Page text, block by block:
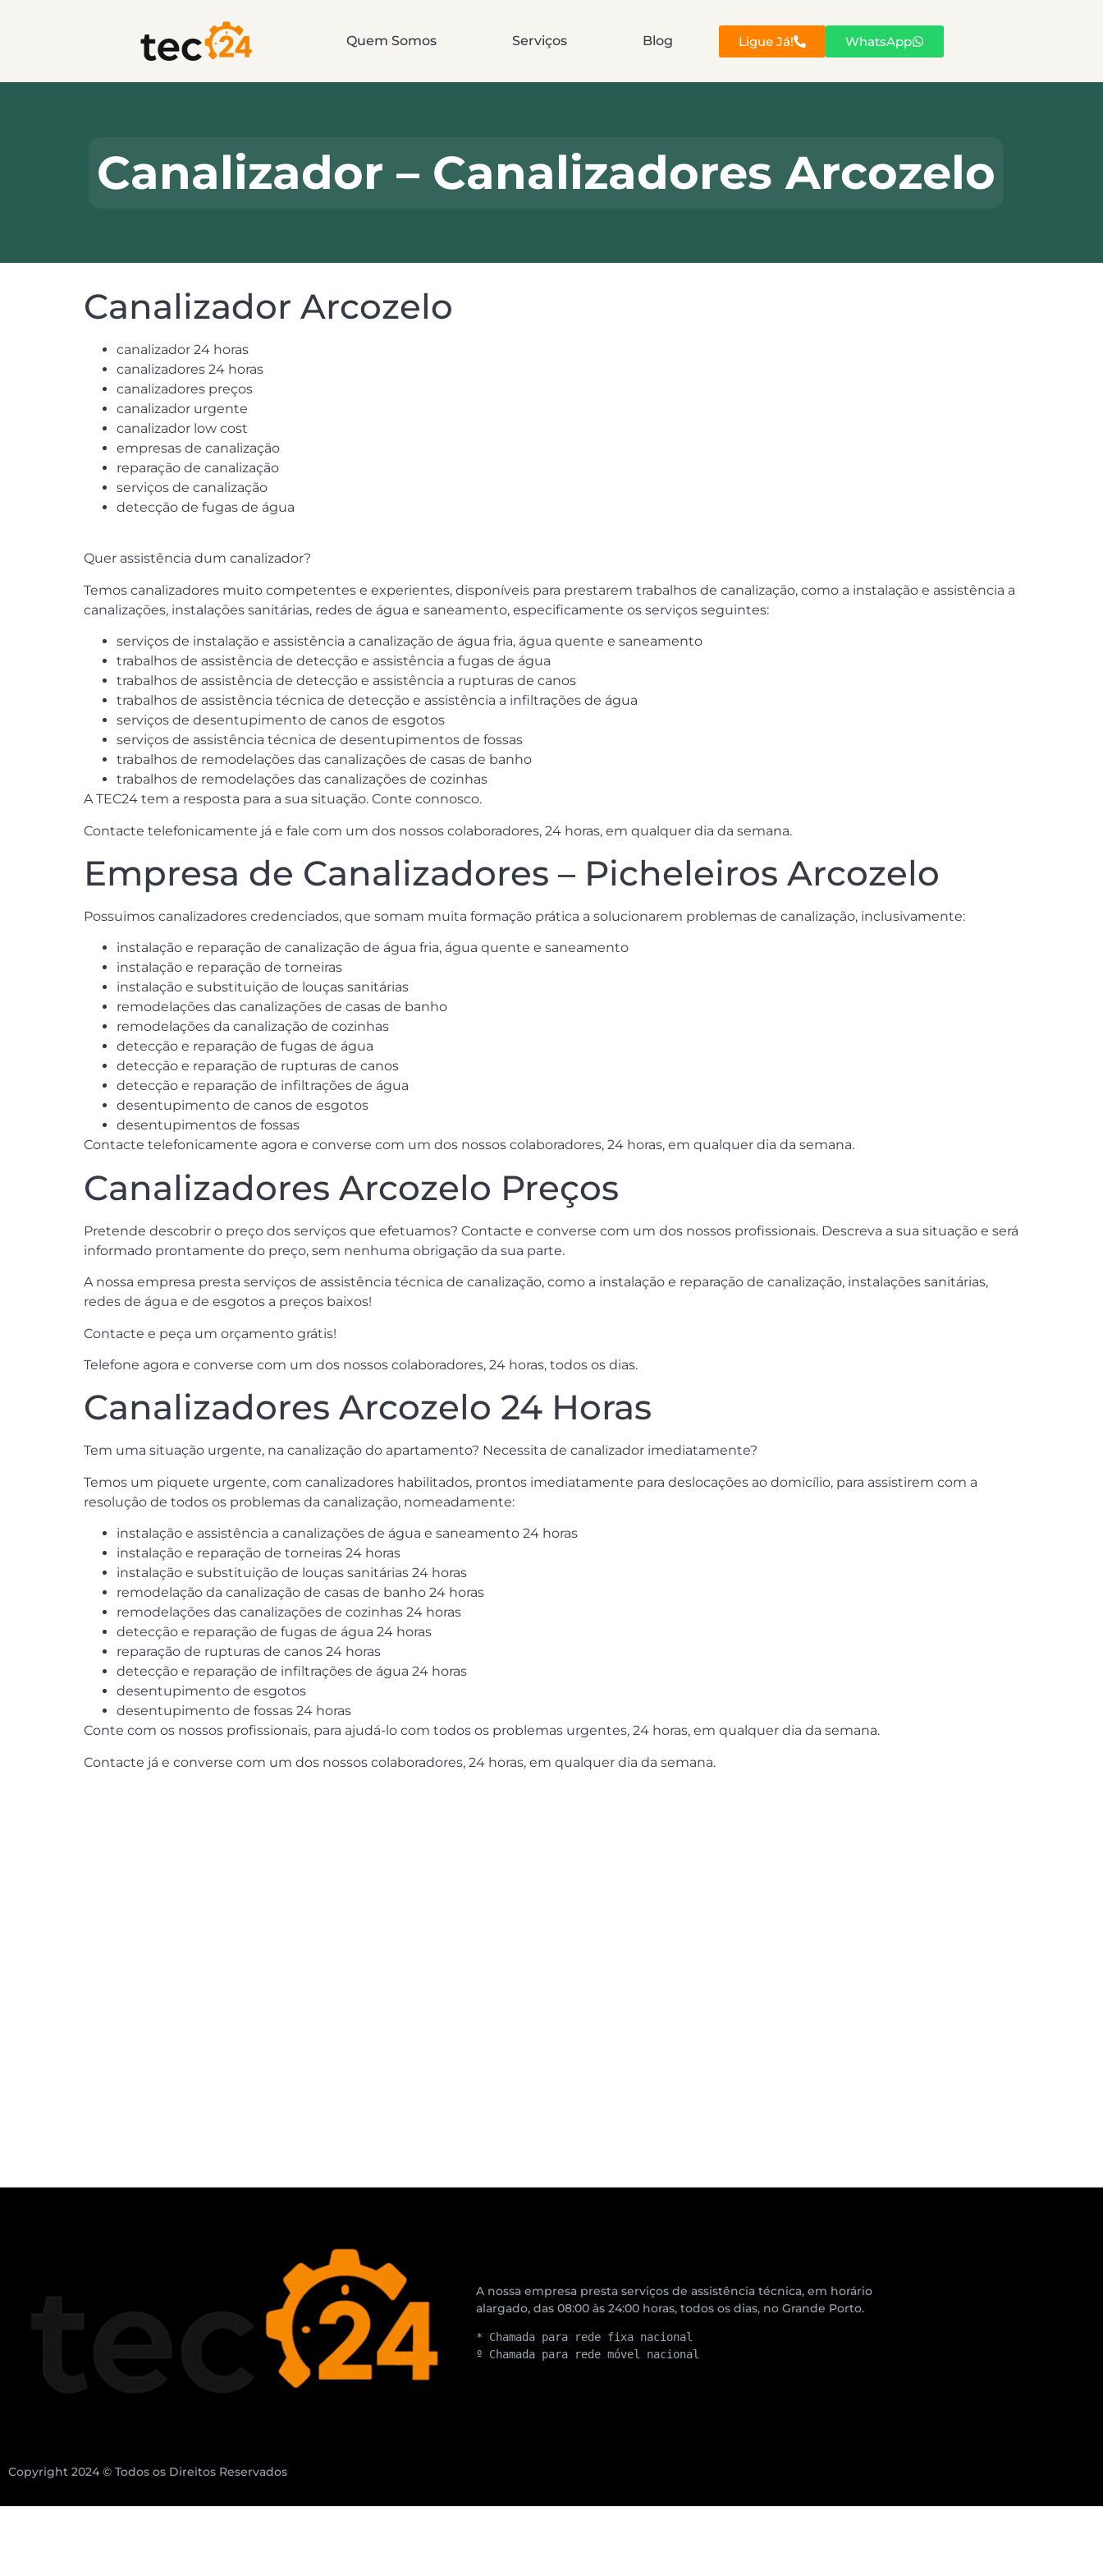
Quem Somos Serviços Blog Ligue Já! WhatsApp
Canalizador – Canalizadores Arcozelo
Canalizador Arcozelo
canalizador 24 horas
canalizadores 24 horas
canalizadores preços
canalizador urgente
canalizador low cost
empresas de canalização
reparação de canalização
serviços de canalização
detecção de fugas de água
Quer assistência dum canalizador?
Temos canalizadores muito competentes e experientes, disponíveis para prestarem trabalhos de canalização, como a instalação e assistência a
canalizações, instalações sanitárias, redes de água e saneamento, especificamente os serviços seguintes:
serviços de instalação e assistência a canalização de água fria, água quente e saneamento
trabalhos de assistência de detecção e assistência a fugas de água
trabalhos de assistência de detecção e assistência a rupturas de canos
trabalhos de assistência técnica de detecção e assistência a infiltrações de água
serviços de desentupimento de canos de esgotos
serviços de assistência técnica de desentupimentos de fossas
trabalhos de remodelações das canalizações de casas de banho
trabalhos de remodelações das canalizações de cozinhas
A TEC24 tem a resposta para a sua situação. Conte connosco.
Contacte telefonicamente já e fale com um dos nossos colaboradores, 24 horas, em qualquer dia da semana.
Empresa de Canalizadores – Picheleiros Arcozelo
Possuimos canalizadores credenciados, que somam muita formação prática a solucionarem problemas de canalização, inclusivamente:
instalação e reparação de canalização de água fria, água quente e saneamento
instalação e reparação de torneiras
instalação e substituição de louças sanitárias
remodelações das canalizações de casas de banho
remodelações da canalização de cozinhas
detecção e reparação de fugas de água
detecção e reparação de rupturas de canos
detecção e reparação de infiltrações de água
desentupimento de canos de esgotos
desentupimentos de fossas
Contacte telefonicamente agora e converse com um dos nossos colaboradores, 24 horas, em qualquer dia da semana.
Canalizadores Arcozelo Preços
Pretende descobrir o preço dos serviços que efetuamos? Contacte e converse com um dos nossos profissionais. Descreva a sua situação e será
informado prontamente do preço, sem nenhuma obrigação da sua parte.
A nossa empresa presta serviços de assistência técnica de canalização, como a instalação e reparação de canalização, instalações sanitárias,
redes de água e de esgotos a preços baixos!
Contacte e peça um orçamento grátis!
Telefone agora e converse com um dos nossos colaboradores, 24 horas, todos os dias.
Canalizadores Arcozelo 24 Horas
Tem uma situação urgente, na canalização do apartamento? Necessita de canalizador imediatamente?
Temos um piquete urgente, com canalizadores habilitados, prontos imediatamente para deslocações ao domicílio, para assistirem com a
resoluçâo de todos os problemas da canalização, nomeadamente:
instalação e assistência a canalizações de água e saneamento 24 horas
instalação e reparação de torneiras 24 horas
instalação e substituição de louças sanitárias 24 horas
remodelação da canalização de casas de banho 24 horas
remodelações das canalizações de cozinhas 24 horas
detecção e reparação de fugas de água 24 horas
reparação de rupturas de canos 24 horas
detecção e reparação de infiltrações de água 24 horas
desentupimento de esgotos
desentupimento de fossas 24 horas
Conte com os nossos profissionais, para ajudá-lo com todos os problemas urgentes, 24 horas, em qualquer dia da semana.
Contacte já e converse com um dos nossos colaboradores, 24 horas, em qualquer dia da semana.
A nossa empresa presta serviços de assistência técnica, em horário
alargado, das 08:00 às 24:00 horas, todos os dias, no Grande Porto.
* Chamada para rede fixa nacional
º Chamada para rede móvel nacional
Copyright 2024 © Todos os Direitos Reservados